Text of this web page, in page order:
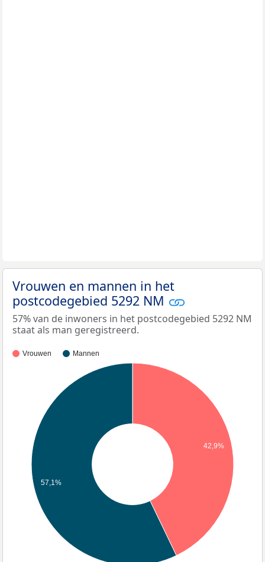
Vrouwen en mannen in het
postcodegebied 5292 NM
57% van de inwoners in het postcodegebied 5292 NM
staat als man geregistreerd.
Vrouwen Mannen
42,9%
57,1%